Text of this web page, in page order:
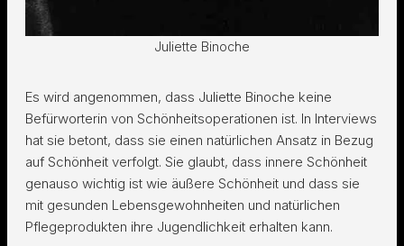
Juliette Binoche
Es wird angenommen, dass Juliette Binoche keine
Befürworterin von Schönheitsoperationen ist. In Interviews
hat sie betont, dass sie einen natürlichen Ansatz in Bezug
auf Schönheit verfolgt. Sie glaubt, dass innere Schönheit
genauso wichtig ist wie äußere Schönheit und dass sie
mit gesunden Lebensgewohnheiten und natürlichen
Pflegeprodukten ihre Jugendlichkeit erhalten kann.